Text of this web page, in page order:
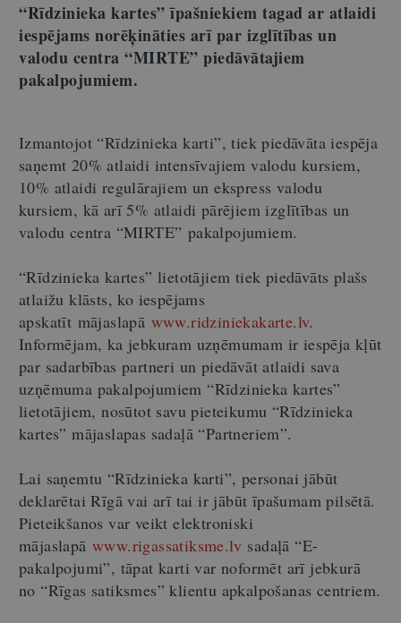
“Rīdzinieka kartes” īpašniekiem tagad ar atlaidi
iespējams norēķināties arī par izglītības un
valodu centra “MIRTE” piedāvātajiem
pakalpojumiem.
Izmantojot “Rīdzinieka karti”, tiek piedāvāta iespēja
saņemt 20% atlaidi intensīvajiem valodu kursiem,
10% atlaidi regulārajiem un ekspress valodu
kursiem, kā arī 5% atlaidi pārējiem izglītības un
valodu centra “MIRTE” pakalpojumiem.
“Rīdzinieka kartes” lietotājiem tiek piedāvāts plašs
atlaižu klāsts, ko iespējams
apskatīt mājaslapā www.ridziniekakarte.lv.
Informējam, ka jebkuram uzņēmumam ir iespēja kļūt
par sadarbības partneri un piedāvāt atlaidi sava
uzņēmuma pakalpojumiem “Rīdzinieka kartes”
lietotājiem, nosūtot savu pieteikumu “Rīdzinieka
kartes” mājaslapas sadaļā “Partneriem”.
Lai saņemtu “Rīdzinieka karti”, personai jābūt
deklarētai Rīgā vai arī tai ir jābūt īpašumam pilsētā.
Pieteikšanos var veikt elektroniski
mājaslapā www.rigassatiksme.lv sadaļā “E-
pakalpojumi”, tāpat karti var noformēt arī jebkurā
no “Rīgas satiksmes” klientu apkalpošanas centriem.